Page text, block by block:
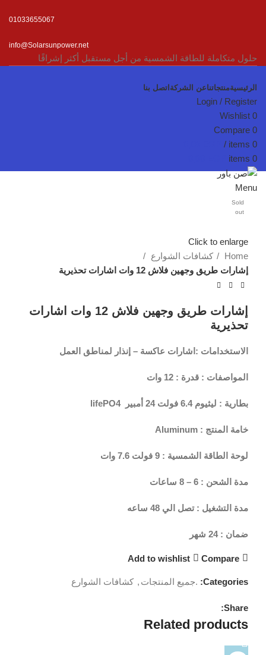
01033655067
info@Solarsunpower.net
حلول متكاملة للطاقة الشمسية من أجل مستقبل أكثر إشراقًا
الرئيسيةمنتجاتناعن الشركة اتصل بنا
Login / Register
0
Wishlist
0
Compare
0
items
/
0
items
Menu
Sold
out
Click to enlarge
Home
كشافات الشوارع
إشارات طريق وجهين فلاش 12 وات اشارات تحذيرية
إشارات طريق وجهين فلاش 12 وات اشارات
تحذيرية
الاستخدامات : اشارات عاكسة – إنذار لمناطق العمل
المواصفات : قدرة : 12 وات
بطارية : ليثيوم 6.4 فولت 24 أمبير lifePO4
خامة المنتج : Aluminum
لوحة الطاقة الشمسية : 9 فولت 7.6 وات
مدة الشحن : 6 – 8 ساعات
مدة التشغيل : تصل الي 48 ساعه
ضمان : 24 شهر
Compare
Add to wishlist
Categories: .جميع المنتجات , كشافات الشوارع
Share:
Related products